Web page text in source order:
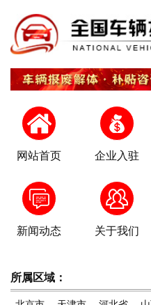
网站首页 企业入驻
新闻动态 关于我们
所属区域：